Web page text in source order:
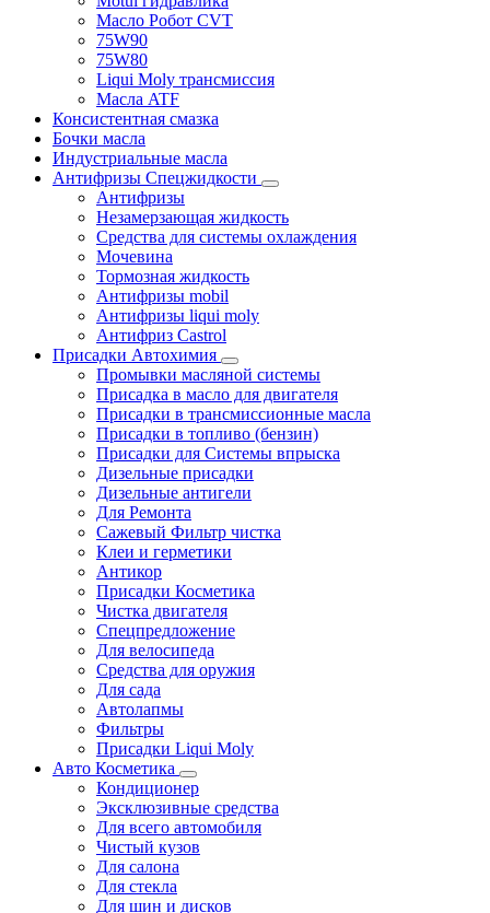
Масло Робот CVT
75W90
75W80
Liqui Moly трансмиссия
Масла ATF
Консистентная смазка
Бочки масла
Индустриальные масла
Антифризы Спецжидкости
Антифризы
Незамерзающая жидкость
Средства для системы охлаждения
Мочевина
Тормозная жидкость
Антифризы mobil
Антифризы liqui moly
Антифриз Castrol
Присадки Автохимия
Промывки масляной системы
Присадка в масло для двигателя
Присадки в трансмиссионные масла
Присадки в топливо (бензин)
Присадки для Системы впрыска
Дизельные присадки
Дизельные антигели
Для Ремонта
Сажевый Фильтр чистка
Клеи и герметики
Антикор
Присадки Косметика
Чистка двигателя
Спецпредложение
Для велосипеда
Средства для оружия
Для сада
Автолапмы
Фильтры
Присадки Liqui Moly
Авто Косметика
Кондиционер
Эксклюзивные средства
Для всего автомобиля
Чистый кузов
Для салона
Для стекла
Для шин и дисков